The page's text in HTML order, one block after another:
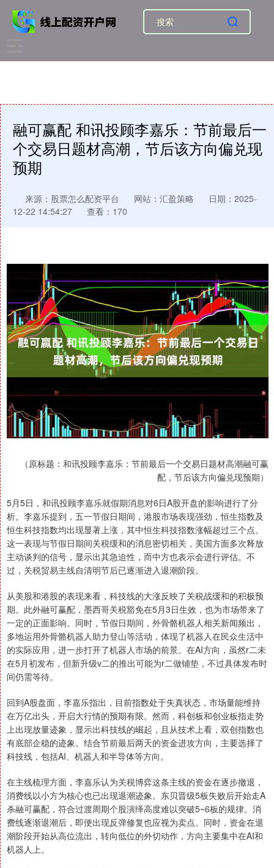
融可赢配 和讯投顾李嘉乐：节前最后一
个交易日题材高潮，节后该方向偏兑现
预期
来源：股票怎么配资平台 网站：汇盈策略
日期：2025-
12-22 14:54:27
查看：170
（原标题：和讯投顾李嘉乐：节前最后一个交易日题材高潮融可赢
配，节后该方向偏兑现预期）
5月5日，和讯投顾李嘉乐就假期消息对6日A股开盘的影响进行了分
析。李嘉乐提到，五一节假日期间，港股市场表现强劲，恒生指数及
恒生科技指数均出现显著上涨，其中恒生科技指数涨幅超过三个点。
这一表现与节假日期间关税缓和的消息密切相关，美国方面多次释放
主动谈判的信号，显示出其急迫性，而中方也表示会进行评估。不
过，关税贸易主线自清明节后已逐渐进入退潮阶段。
从美股和港股的表现来看，科技线的大涨反映了关税战缓和的积极预
期。此外融可赢配，墨西哥关税豁免在5月3日生效，也为市场带来了
一定的正面影响。同时，节假日期间，外骨骼机器人相关新闻频出，
多地运用外骨骼机器人助力登山等活动，体现了机器人在民众生活中
的实际应用，进一步打开了机器人市场的前景。在AI方向，虽然r二未
在5月初发布，但新升级v二的推出可能为r二做铺垫，不过具体发布时
间仍需等待。
回到A股盘面，李嘉乐指出，目前指数处于失真状态，市场量能维持
在万亿出头，开启大行情的预期有限。然而，科创板和创业板指走势
上出现放量迹象，显示出科技线的崛起，且从技术上看，双创指数也
有底部企稳的迹象。结合节前最后两天的资金进攻方向，主要选择了
科技线，包括AI、机器人和半导体等方向。
在主线梳理方面，李嘉乐认为关税博弈这条主线的资金在逐步撤退，
消费线以小方为核心也已出现退潮迹象。东贝晋级5板失败后开始走A
杀融可赢配，符合过渡周期个股演绎高度难以突破5~6板的规律。消
费线逐渐退潮后，即便出现反弹修复也应视为卖点。同时，资金在退
潮阶段开始从高位流出，转向低位的外切动作，方向主要集中在AI和
机器人上。